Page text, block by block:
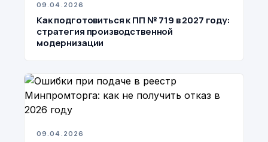
09.04.2026
Как подготовиться к ПП № 719 в 2027 году:
стратегия производственной
модернизации
09.04.2026